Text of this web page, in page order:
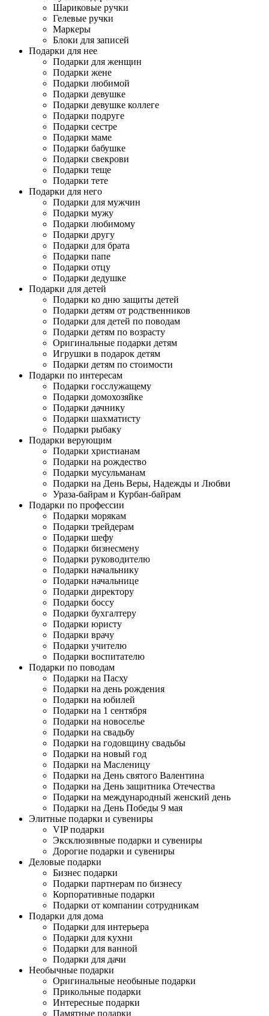
Шариковые ручки
Гелевые ручки
Маркеры
Блоки для записей
Подарки для нее
Подарки для женщин
Подарки жене
Подарки любимой
Подарки девушке
Подарки девушке коллеге
Подарки подруге
Подарки сестре
Подарки маме
Подарки бабушке
Подарки свекрови
Подарки теще
Подарки тете
Подарки для него
Подарки для мужчин
Подарки мужу
Подарки любимому
Подарки другу
Подарки для брата
Подарки папе
Подарки отцу
Подарки дедушке
Подарки для детей
Подарки ко дню защиты детей
Подарки детям от родственников
Подарки для детей по поводам
Подарки детям по возрасту
Оригинальные подарки детям
Игрушки в подарок детям
Подарки детям по стоимости
Подарки по интересам
Подарки госслужащему
Подарки домохозяйке
Подарки дачнику
Подарки шахматисту
Подарки рыбаку
Подарки верующим
Подарки христианам
Подарки на рождество
Подарки мусульманам
Подарки на День Веры, Надежды и Любви
Ураза-байрам и Курбан-байрам
Подарки по профессии
Подарки морякам
Подарки трейдерам
Подарки шефу
Подарки бизнесмену
Подарки руководителю
Подарки начальнику
Подарки начальнице
Подарки директору
Подарки боссу
Подарки бухгалтеру
Подарки юристу
Подарки врачу
Подарки учителю
Подарки воспитателю
Подарки по поводам
Подарки на Пасху
Подарки на день рождения
Подарки на юбилей
Подарки на 1 сентября
Подарки на новоселье
Подарки на свадьбу
Подарки на годовщину свадьбы
Подарки на новый год
Подарки на Масленицу
Подарки на День святого Валентина
Подарки на День защитника Отечества
Подарки на международный женский день
Подарки на День Победы 9 мая
Элитные подарки и сувениры
VIP подарки
Эксклюзивные подарки и сувениры
Дорогие подарки и сувениры
Деловые подарки
Бизнес подарки
Подарки партнерам по бизнесу
Корпоративные подарки
Подарки от компании сотрудникам
Подарки для дома
Подарки для интерьера
Подарки для кухни
Подарки для ванной
Подарки для дачи
Необычные подарки
Оригинальные необыные подарки
Прикольные подарки
Интересные подарки
Памятные подарки